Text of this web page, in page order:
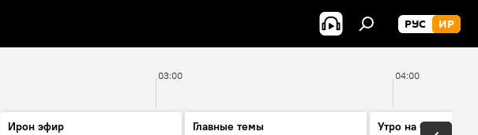
РУС ИР
03:00 04:00
Ирон эфир
Главные темы
Утро на Спутнике